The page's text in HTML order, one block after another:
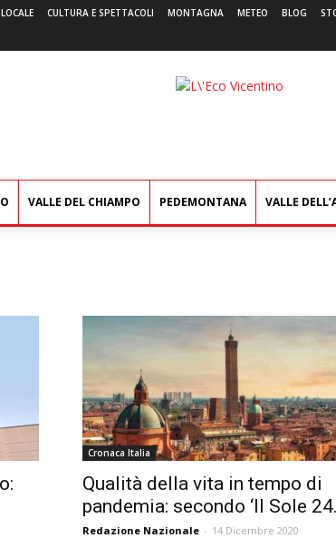
CULTURA E SPETTACOLI MONTAGNA METEO BLOG
L'Eco
VALLE DEL CHIAMPO PEDEMONTANA VALLE
Cronaca Italia
Qualità della vita in tempo di
pandemia: secondo ‘Il Sole
Redazione Nazionale - 14 Dicembre 2020